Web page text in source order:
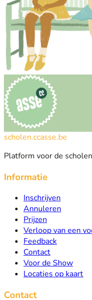
scholen.ccasse.be
Platform voor de
Informatie
Inschrijven
Annuleren
Prijzen
Verloop van een
Feedback
Contact
Voor de Show
Locaties op kaart
Contact